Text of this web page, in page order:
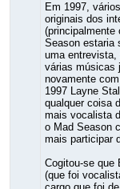
Em 1997,
originais dos
(principalmente
Season estaria
uma entrevista,
várias músicas
novamente
1997 Layne
qualquer coisa
mais vocalista
o Mad Season
mais participar
Cogitou-se que
(que foi